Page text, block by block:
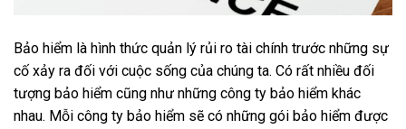
Bảo hiểm là hình thức quản lý rủi ro tài chính trước những sự
cố xảy ra đối với cuộc sống của chúng ta. Có rất nhiều đối
tượng bảo hiểm cũng như những công ty bảo hiểm khác
nhau. Mỗi công ty bảo hiểm sẽ có những gói bảo hiểm được